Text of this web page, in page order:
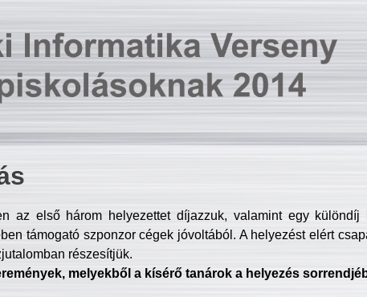
az első három helyezettet díjazzuk, valamint egy
támogató szponzor cégek jóvoltából. A helyezést elért
részesítjük.
melyekből a kísérő tanárok a helyezés